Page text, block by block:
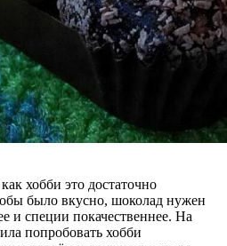
хобби это достаточно
было вкусно, шоколад нужен
и специи покачественнее. На
попробовать хобби